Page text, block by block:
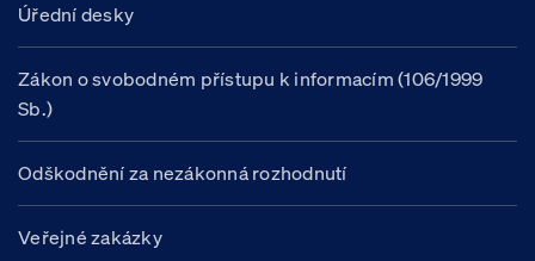
Úřední desky
Zákon o svobodném přístupu k informacím (106/1999
Sb.)
Odškodnění za nezákonná rozhodnutí
Veřejné zakázky